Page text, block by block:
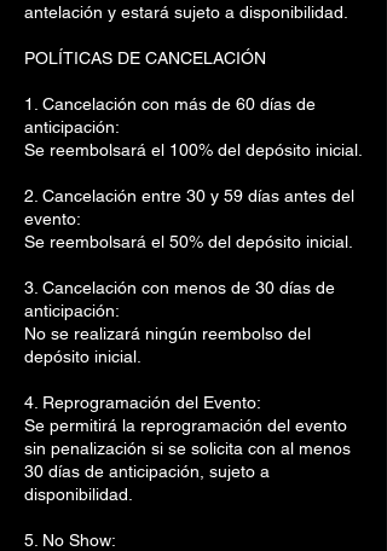
antelación y estará sujeto a disponibilidad.
POLÍTICAS DE CANCELACIÓN
1. Cancelación con más de 60 días de
anticipación:
Se reembolsará el 100% del depósito inicial.
2. Cancelación entre 30 y 59 días antes del
evento:
Se reembolsará el 50% del depósito inicial.
3. Cancelación con menos de 30 días de
anticipación:
No se realizará ningún reembolso del
depósito inicial.
4. Reprogramación del Evento:
Se permitirá la reprogramación del evento
sin penalización si se solicita con al menos
30 días de anticipación, sujeto a
disponibilidad.
5. No Show: